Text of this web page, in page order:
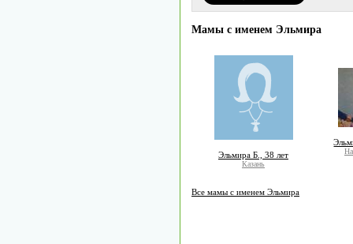
Мамы с именем Эльмира
Эльмира Б., 38 лет
Казань
Все мамы с именем Эльмира